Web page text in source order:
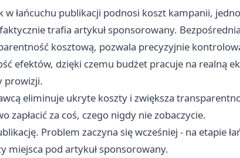
łańcuchu publikacji podnosi koszt kampanii,
trafia artykuł sponsorowany.
kosztową, pozwala precyzyjnie
efektów, dzięki czemu budżet pracuje na realną
prowizji.
eliminuje ukryte koszty i zwiększa
zapłacić za coś, czego nigdy nie zobaczycie.
Problem zaczyna się wcześniej - na etapie
miejsca pod artykuł sponsorowany.